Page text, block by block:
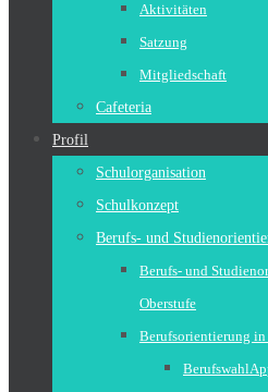
Aktivitäten
Satzung
Mitgliedschaft
Cafeteria
Profil
Schulorganisation
Schulkonzept
Berufs- und
Berufs- und
Oberstufe
Berufsorientierung